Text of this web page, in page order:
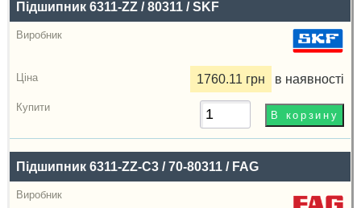
Підшипник 6311-ZZ / 80311 / SKF
1760.11 грн в наявності
Підшипник 6311-ZZ-C3 / 70-80311 / FAG